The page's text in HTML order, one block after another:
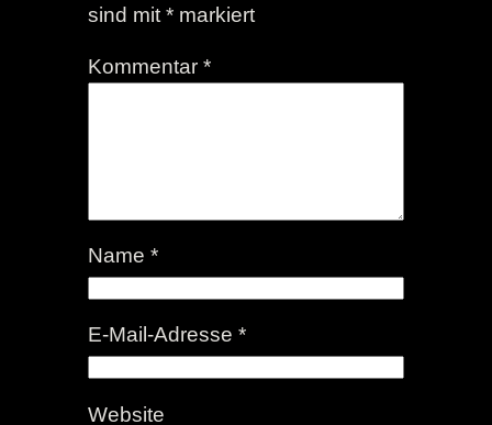
sind mit *markiert
Kommentar *
Name *
E-Mail-Adresse *
Website